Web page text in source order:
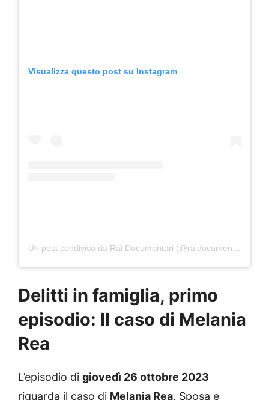
Visualizza questo post su Instagram
Un post condiviso da Rai Documentari (@raidocumentari)
Delitti in famiglia, primo
episodio: Il caso di Melania
Rea
L’episodio di giovedì 26 ottobre 2023
riguarda il caso di Melania Rea. Sposa e